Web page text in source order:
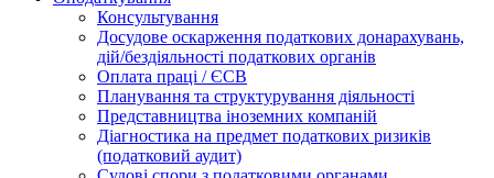
Консультування
Досудове оскарження податкових донарахувань,
дій/бездіяльності податкових органів
Оплата праці / ЄСВ
Планування та структурування діяльності
Представництва іноземних компаній
Діагностика на предмет податкових ризиків
(податковий аудит)